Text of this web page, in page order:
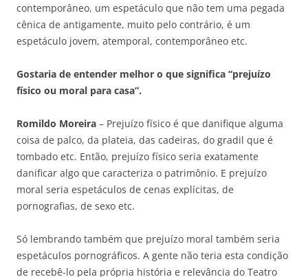
contemporâneo, um espetáculo que não tem uma pegada
cênica de antigamente, muito pelo contrário, é um
espetáculo jovem, atemporal, contemporâneo etc.
Gostaria de entender melhor o que significa “prejuízo
físico ou moral para casa”.
Romildo Moreira – Prejuízo físico é que danifique alguma
coisa de palco, da plateia, das cadeiras, do gradil que é
tombado etc. Então, prejuízo físico seria exatamente
danificar algo que caracteriza o patrimônio. E prejuízo
moral seria espetáculos de cenas explícitas, de
pornografias, de sexo etc.
Só lembrando também que prejuízo moral também seria
espetáculos pornográficos. A gente não teria esta condição
de recebê-lo pela própria história e relevância do Teatro